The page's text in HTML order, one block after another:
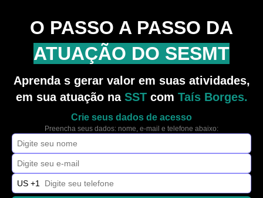
O PASSO A PASSO DA
ATUAÇÃO DO SESMT
Aprenda s gerar valor em suas atividades,
em sua atuação na SST com Taís Borges.
Crie seus dados de acesso
Preencha seus dados: nome, e-mail e telefone abaixo:
US +1